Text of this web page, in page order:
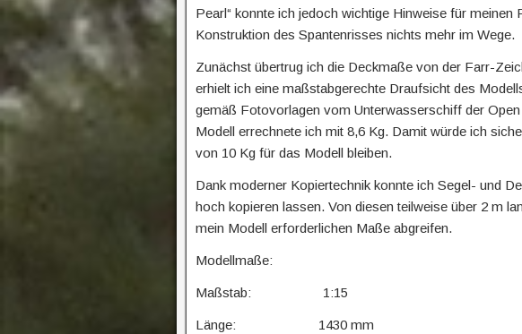
Pearl“ konnte ich jedoch wichtige Hinweise für meinen
Konstruktion des Spantenrisses nichts mehr im Wege.
Zunächst übertrug ich die Deckmaße von der Farr-
erhielt ich eine maßstabgerechte Draufsicht des
gemäß Fotovorlagen vom Unterwasserschiff der
Modell errechnete ich mit 8,6 Kg. Damit würde ich
von 10 Kg für das Modell bleiben.
Dank moderner Kopiertechnik konnte ich Segel- und
hoch kopieren lassen. Von diesen teilweise über 2 m
mein Modell erforderlichen Maße abgreifen.
Modellmaße:
Maßstab: 1:15
Länge: 1430 mm